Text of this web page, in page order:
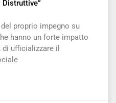
proprio impegno su
hanno un forte impatto
ufficializzare il